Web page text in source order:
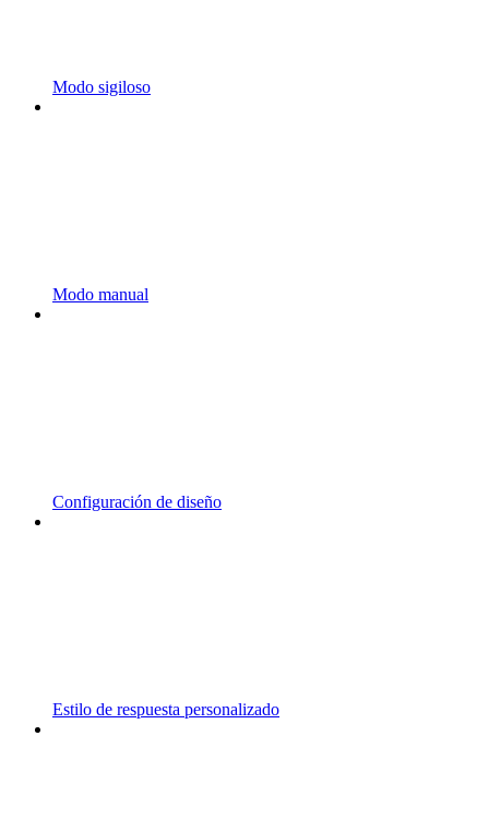
Modo sigiloso
Modo manual
Configuración de diseño
Estilo de respuesta personalizado